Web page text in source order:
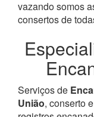
vazando somos
consertos de
Serviços de
União, conserto